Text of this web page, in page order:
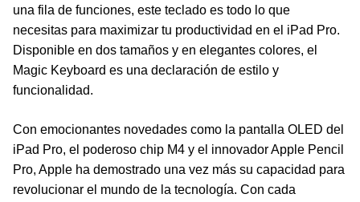
una fila de funciones, este teclado es todo lo que
necesitas para maximizar tu productividad en el iPad Pro.
Disponible en dos tamaños y en elegantes colores, el
Magic Keyboard es una declaración de estilo y
funcionalidad.
Con emocionantes novedades como la pantalla OLED del
iPad Pro, el poderoso chip M4 y el innovador Apple Pencil
Pro, Apple ha demostrado una vez más su capacidad para
revolucionar el mundo de la tecnología. Con cada